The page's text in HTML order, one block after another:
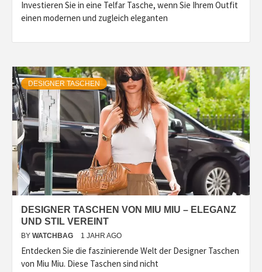
Investieren Sie in eine Telfar Tasche, wenn Sie Ihrem Outfit
einen modernen und zugleich eleganten
DESIGNER TASCHEN
DESIGNER TASCHEN VON MIU MIU – ELEGANZ
UND STIL VEREINT
BY WATCHBAG 1 JAHR AGO
Entdecken Sie die faszinierende Welt der Designer Taschen
von Miu Miu. Diese Taschen sind nicht